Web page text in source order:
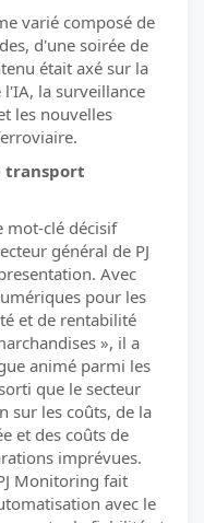
varié composé de
d'une soirée de
était axé sur la
la surveillance
les nouvelles
transport
mot-clé décisif
général de PJ
Avec
pour les
et de rentabilité
», il a
animé parmi les
que le secteur
sur les coûts, de la
et des coûts de
imprévues.
Monitoring fait
avec le